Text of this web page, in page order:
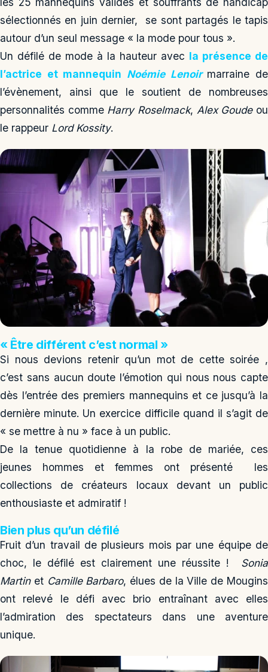
sélectionnés en juin dernier, se sont partagés le tapis
autour d’un seul message « la mode pour tous ».
Un défilé de mode à la hauteur avec la présence de
l’actrice et mannequin Noémie Lenoir marraine de
l’évènement, ainsi que le soutient de nombreuses
personnalités comme Harry Roselmack, Alex Goudeou
le rappeur Lord Kossity.
« Être différent c’est normal »
Si nous devions retenir qu’un mot de cette soirée ,
c’est sans aucun doute l’émotion qui nous nous capte
dès l’entrée des premiers mannequins et ce jusqu’à la
dernière minute. Un exercice difficile quand il s’agit de
« se mettre à nu » face à un public.
De la tenue quotidienne à la robe de mariée, ces
jeunes hommes et femmes ont présenté les
collections de créateurs locaux devant un public
enthousiaste et admiratif !
Bien plus qu’un défilé
Fruit d’un travail de plusieurs mois par une équipe de
choc, le défilé est clairement une réussite ! Sonia
Martinet Camille Barbaro, élues de la Ville de Mougins
ont relevé le défi avec brio entraînant avec elles
l’admiration des spectateurs dans une aventure
unique.